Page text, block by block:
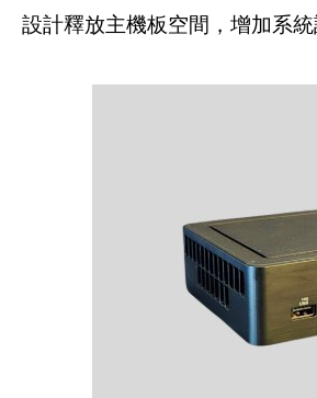
設計釋放主機板空間，增加系